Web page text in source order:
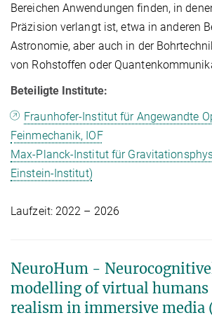
Bereichen Anwendungen finden, in
Präzision verlangt ist, etwa in anderen
Astronomie, aber auch in der
von Rohstoffen oder
Beteiligte Institute:
Fraunhofer-Institut für Angewandte
Feinmechanik, IOF
Max-Planck-Institut für
Einstein-Institut)
Laufzeit: 2022 – 2026
NeuroHum -
modelling of virtual humans
realism in immersive media